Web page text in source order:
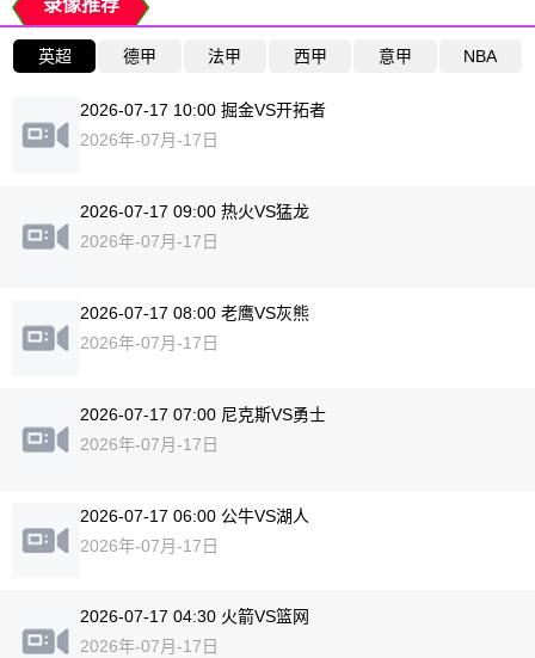
录像推荐
英超 德甲 法甲 西甲 意甲 NBA
2026-07-17 10:00 掘金VS开拓者
2026年-07月-17日
2026-07-17 09:00 热火VS猛龙
2026年-07月-17日
2026-07-17 08:00 老鹰VS灰熊
2026年-07月-17日
2026-07-17 07:00 尼克斯VS勇士
2026年-07月-17日
2026-07-17 06:00 公牛VS湖人
2026年-07月-17日
2026-07-17 04:30 火箭VS篮网
2026年-07月-17日